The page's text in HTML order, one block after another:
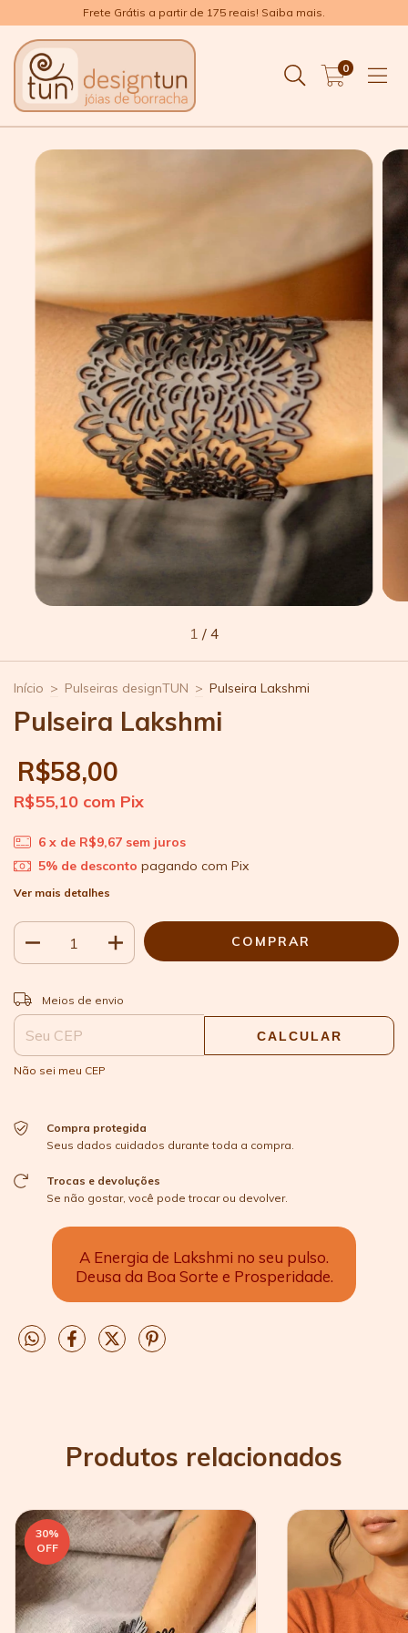
Frete Grátis a partir de 175 reais! Saiba mais.
0
1 / 4
Início > Pulseiras designTUN > Pulseira Lakshmi
Pulseira Lakshmi
R$58,00
R$55,10 com Pix
6 x de R$9,67 sem juros
5% de desconto pagando com Pix
Ver mais detalhes
Entregas para o CEP:
Meios de envio
CALCULAR
Não sei meu CEP
Compra protegida
Seus dados cuidados durante toda a compra.
Trocas e devoluções
Se não gostar, você pode trocar ou devolver.
A Energia de Lakshmi no seu pulso.
Deusa da Boa Sorte e Prosperidade.
Produtos relacionados
30%
OFF